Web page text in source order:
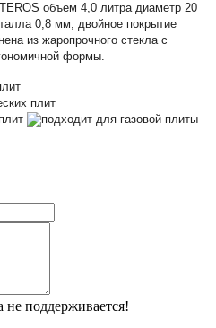
объем 4,0 литра диаметр 20
0,8 мм, двойное покрытие
из жаропрочного стекла с
формы.
не поддерживается!